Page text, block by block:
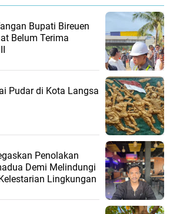
Bupati Bireuen
Belum Terima
Pudar di Kota Langsa
Penolakan
Demi Melindungi
Lingkungan